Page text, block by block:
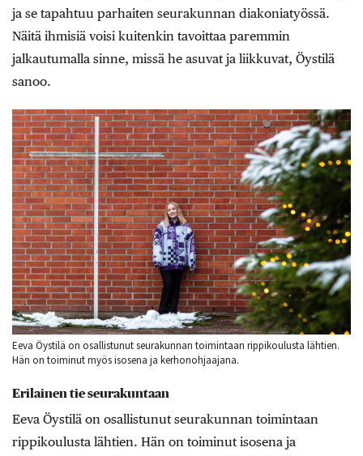
ja se tapahtuu parhaiten seurakunnan diakoniatyössä.
Näitä ihmisiä voisi kuitenkin tavoittaa paremmin
jalkautumalla sinne, missä he asuvat ja liikkuvat, Öystilä
sanoo.
Eeva Öystilä on osallistunut seurakunnan toimintaan rippikoulusta lähtien.
Hän on toiminut myös isosena ja kerhonohjaajana.
Erilainen tie seurakuntaan
Eeva Öystilä on osallistunut seurakunnan toimintaan
rippikoulusta lähtien. Hän on toiminut isosena ja